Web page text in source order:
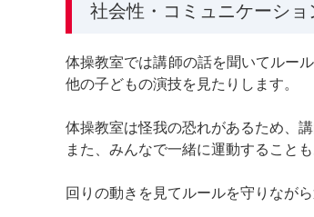
社会性・コミュニケーショ
体操教室では講師の話を聞いてルー
他の子どもの演技を見たりします。
体操教室は怪我の恐れがあるため、
また、みんなで一緒に運動すること
回りの動きを見てルールを守りなが